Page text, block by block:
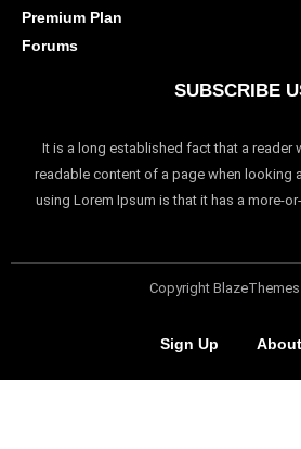
Premium Plan
Forums
SUBSCRIBE
It is a long established fact that a reader
readable content of a page when looking
using Lorem Ipsum is that it has a more-
Copyright
Sign Up